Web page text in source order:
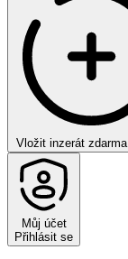
Vložit inzerát zdarma
Můj účet
Přihlásit se